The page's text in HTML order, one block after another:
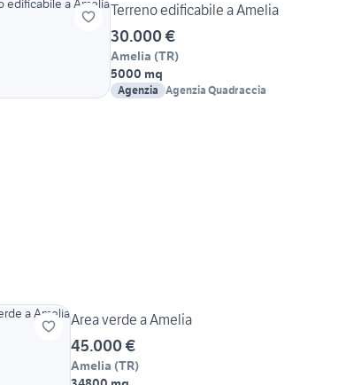
Terreno edificabile a Amelia
30.000 €
Amelia (TR)
5000 mq
Agenzia Agenzia Quadraccia
Area verde a Amelia
45.000 €
Amelia (TR)